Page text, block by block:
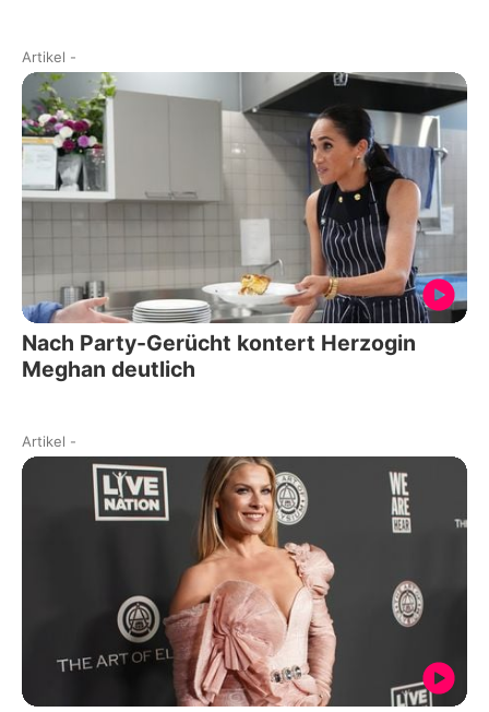
Artikel -
Nach Party-Gerücht kontert Herzogin
Meghan deutlich
Artikel -